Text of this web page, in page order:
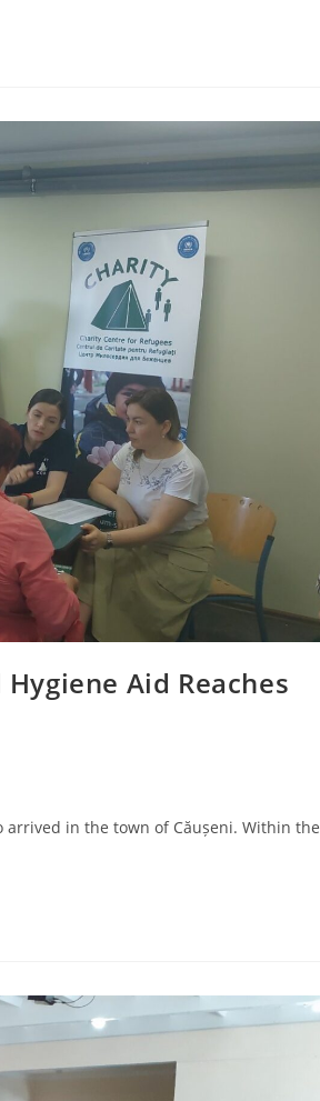
Aid Reaches
in the town of Căușeni. Within the